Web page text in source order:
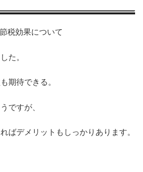
税効果について
た。
期待できる。
ですが、
ばデメリットもしっかりあります。